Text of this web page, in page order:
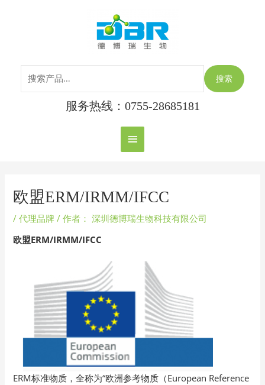
主
菜
单
搜索
服务热线：0755-28685181
欧盟ERM/IRMM/IFCC
/代理品牌 / 作者： 深圳德博瑞生物科技有限公司
欧盟ERM/IRMM/IFCC
ERM标准物质，全称为“欧洲参考物质（European Reference